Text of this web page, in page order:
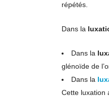
répétés.
Dans la
Dans la
glénoïde de
Dans la
Cette luxation